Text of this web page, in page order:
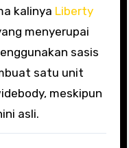
kalinya Liberty
menyerupai
sasis
satu unit
meskipun
asli.